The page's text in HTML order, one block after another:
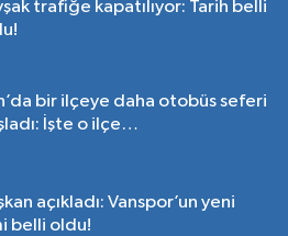
trafiğe kapatılıyor: Tarih belli
bir ilçeye daha otobüs seferi
İşte o ilçe…
açıkladı: Vanspor’un yeni
belli oldu!